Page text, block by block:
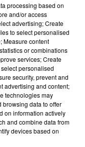
DU 12/05/25
à Tulle, Brive,
avec les
le terrain.
processing based on
and/or access
advertising; Create
to select personalised
Measure content
or combinations
services; Create
personalised
security, prevent and
advertising and content;
technologies may
browsing data to offer
on information actively
and combine data from
devices based on